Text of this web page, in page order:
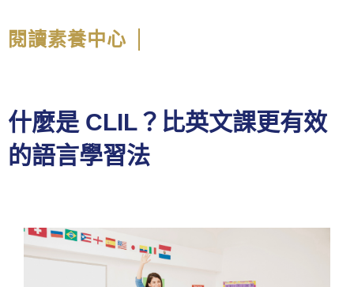
閱讀素養中心
什麼是 CLIL？比英文課更有效
的語言學習法